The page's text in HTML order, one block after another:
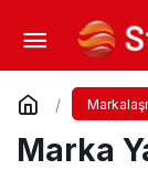
Marka
Yorum Yap